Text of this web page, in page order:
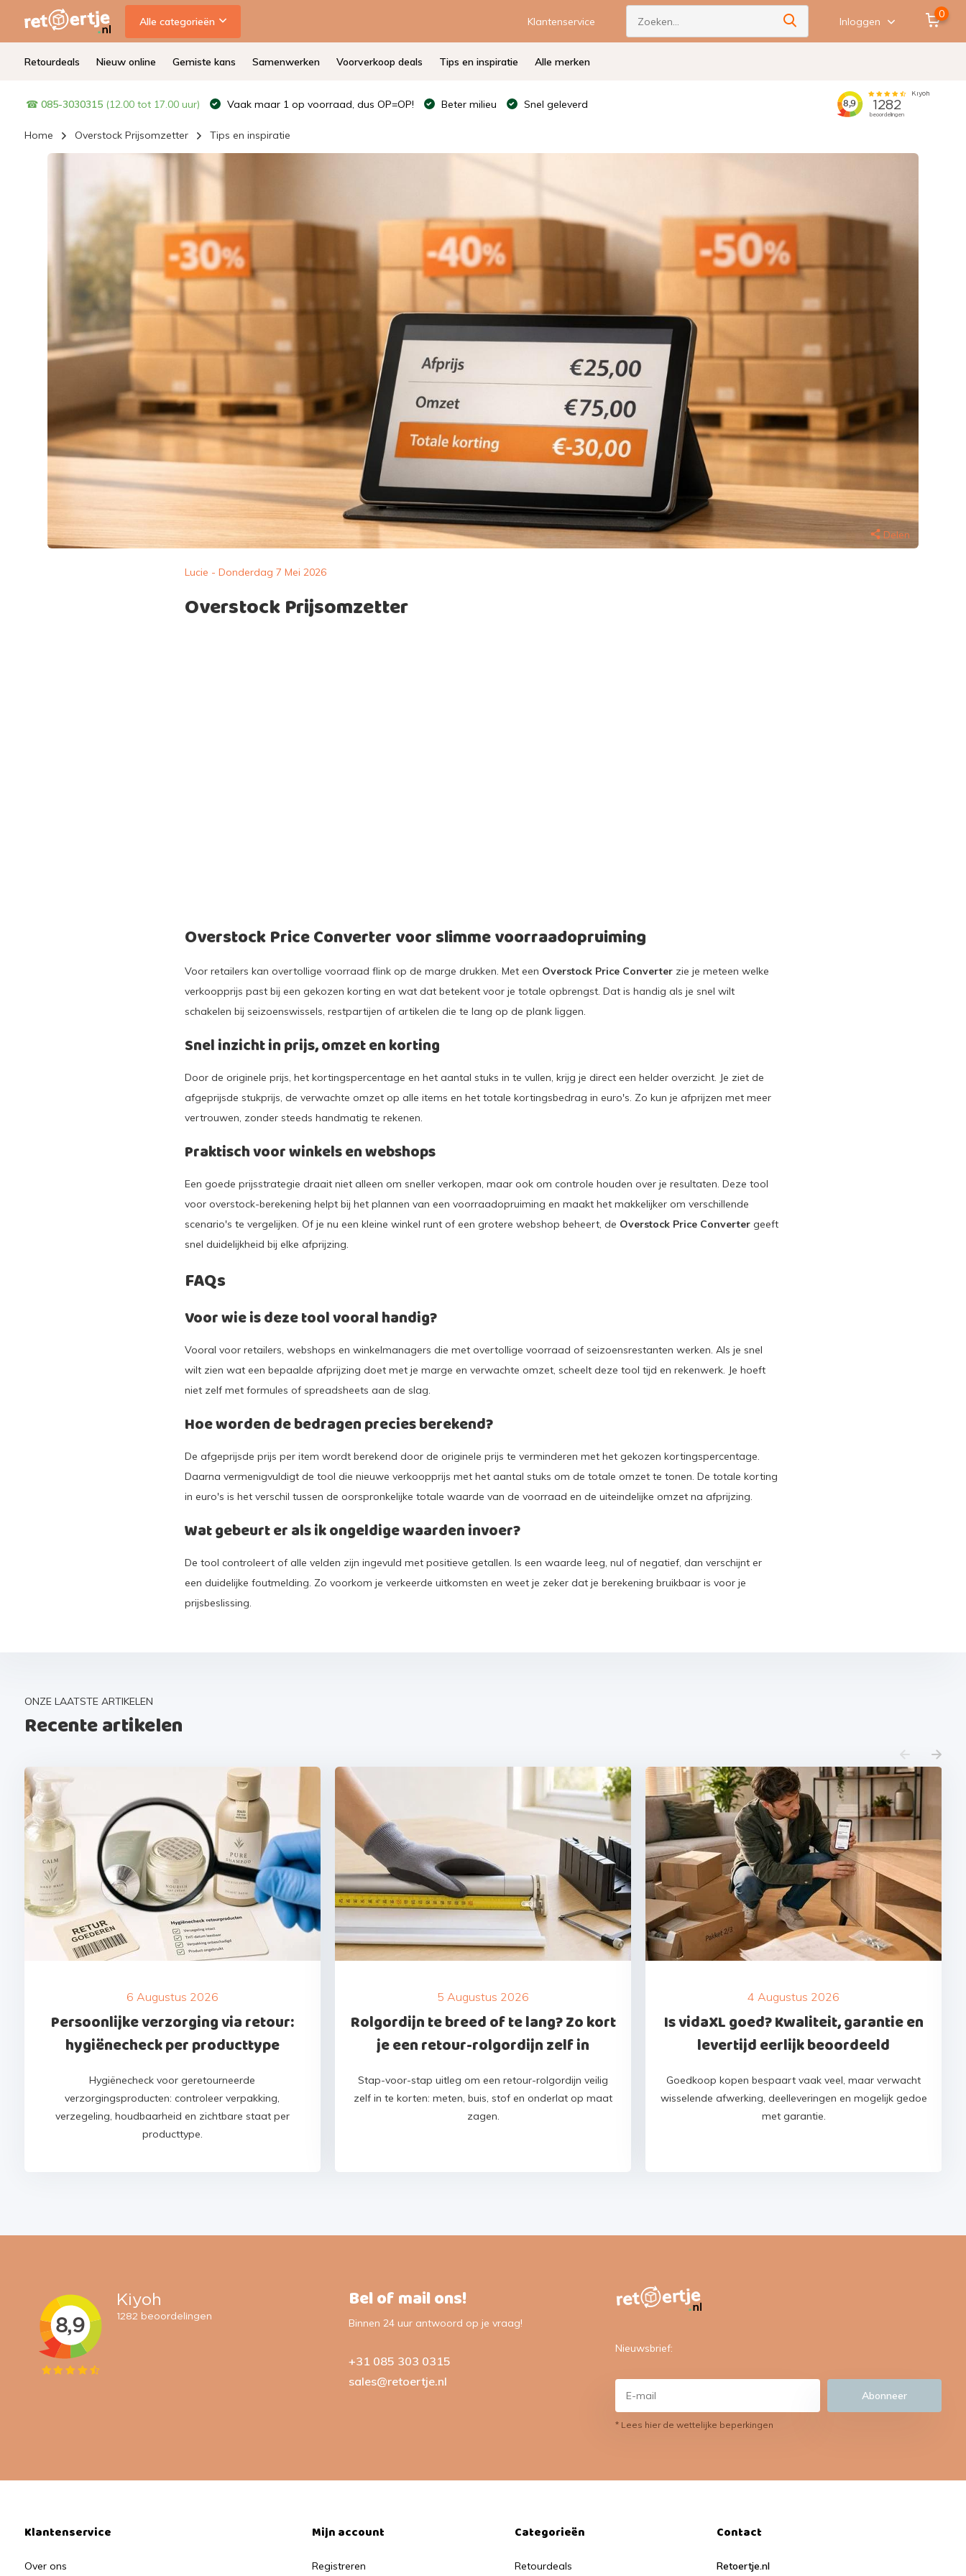
Alle categorieën Klantenservice Inloggen
0
Retourdeals Nieuw online Gemiste kans Samenwerken Voorverkoop deals Tips en inspiratie Alle merken
☎ 085-3030315 (12.00 tot 17.00 uur) Vaak maar 1 op voorraad, dus OP=OP! Beter milieu Snel geleverd
Home Overstock Prijsomzetter Tips en inspiratie
Delen
Lucie - Donderdag 7 Mei 2026
Overstock Prijsomzetter
Overstock Price Converter voor slimme voorraadopruiming
Voor retailers kan overtollige voorraad flink op de marge drukken. Met een Overstock Price Converter zie je meteen welke
verkoopprijs past bij een gekozen korting en wat dat betekent voor je totale opbrengst. Dat is handig als je snel wilt
schakelen bij seizoenswissels, restpartijen of artikelen die te lang op de plank liggen.
Snel inzicht in prijs, omzet en korting
Door de originele prijs, het kortingspercentage en het aantal stuks in te vullen, krijg je direct een helder overzicht. Je ziet de
afgeprijsde stukprijs, de verwachte omzet op alle items en het totale kortingsbedrag in euro's. Zo kun je afprijzen met meer
vertrouwen, zonder steeds handmatig te rekenen.
Praktisch voor winkels en webshops
Een goede prijsstrategie draait niet alleen om sneller verkopen, maar ook om controle houden over je resultaten. Deze tool
voor overstock-berekening helpt bij het plannen van een voorraadopruiming en maakt het makkelijker om verschillende
scenario's te vergelijken. Of je nu een kleine winkel runt of een grotere webshop beheert, de Overstock Price Converter geeft
snel duidelijkheid bij elke afprijzing.
FAQs
Voor wie is deze tool vooral handig?
Vooral voor retailers, webshops en winkelmanagers die met overtollige voorraad of seizoensrestanten werken. Als je snel
wilt zien wat een bepaalde afprijzing doet met je marge en verwachte omzet, scheelt deze tool tijd en rekenwerk. Je hoeft
niet zelf met formules of spreadsheets aan de slag.
Hoe worden de bedragen precies berekend?
De afgeprijsde prijs per item wordt berekend door de originele prijs te verminderen met het gekozen kortingspercentage.
Daarna vermenigvuldigt de tool die nieuwe verkoopprijs met het aantal stuks om de totale omzet te tonen. De totale korting
in euro's is het verschil tussen de oorspronkelijke totale waarde van de voorraad en de uiteindelijke omzet na afprijzing.
Wat gebeurt er als ik ongeldige waarden invoer?
De tool controleert of alle velden zijn ingevuld met positieve getallen. Is een waarde leeg, nul of negatief, dan verschijnt er
een duidelijke foutmelding. Zo voorkom je verkeerde uitkomsten en weet je zeker dat je berekening bruikbaar is voor je
prijsbeslissing.
ONZE LAATSTE ARTIKELEN
Recente artikelen
6 Augustus 2026
Persoonlijke verzorging via retour:
hygiënecheck per producttype
Hygiënecheck voor geretourneerde
verzorgingsproducten: controleer verpakking,
verzegeling, houdbaarheid en zichtbare staat per
producttype.
5 Augustus 2026
Rolgordijn te breed of te lang? Zo kort
je een retour-rolgordijn zelf in
Stap-voor-stap uitleg om een retour-rolgordijn veilig
zelf in te korten: meten, buis, stof en onderlat op maat
zagen.
4 Augustus 2026
Is vidaXL goed? Kwaliteit, garantie en
levertijd eerlijk beoordeeld
Goedkoop kopen bespaart vaak veel, maar verwacht
wisselende afwerking, deelleveringen en mogelijk gedoe
met garantie.
Bel of mail ons!
Binnen 24 uur antwoord op je vraag!
+31 085 303 0315
sales@retoertje.nl
Nieuwsbrief:
Abonneer
* Lees hier de wettelijke beperkingen
Klantenservice
Over ons
Mijn account
Registreren
Categorieën
Retourdeals
Contact
Retoertje.nl